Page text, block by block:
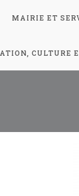
MAIRIE ET
CULTURE